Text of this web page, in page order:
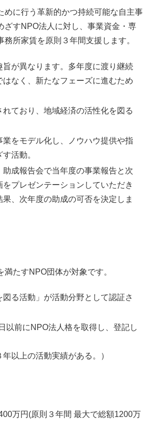
めに行う革新的かつ持続可能な自主事
ざすNPO法人に対し、事業資金・専
務所家賃を原則３年間支援します。
旨が異なります。多年度に渡り継続
はなく、新たなフェーズに進むため
れており、地域経済の活性化を図る
業をモデル化し、ノウハウ提供や指
活動。
助成報告会で当年度の事業報告と次
をプレゼンテーションしていただき
果、次年度の助成の可否を決定しま
満たすNPO団体が対象です。
図る活動」が活動分野として認証さ
以前にNPO法人格を取得し、登記し
年以上の活動実績がある。）
万円(原則３年間 最大で総額1200万